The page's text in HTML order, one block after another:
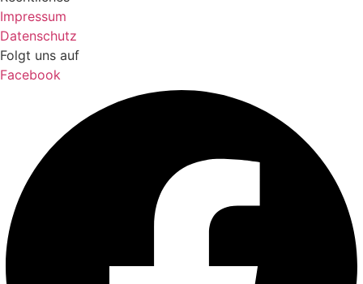
Impressum
Datenschutz
Folgt uns auf
Facebook